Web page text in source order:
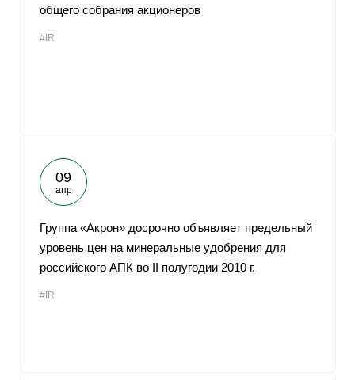
общего собрания акционеров
#IR
09
апр
Группа «Акрон» досрочно объявляет предельный
уровень цен на минеральные удобрения для
российского АПК во II полугодии 2010 г.
#IR